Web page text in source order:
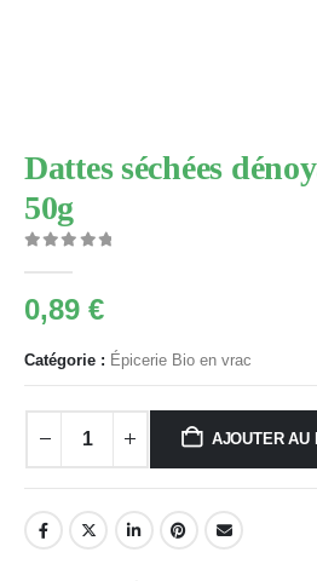
Dattes séchées
50g
0,89 €
Catégorie : Épicerie Bio en vrac
AJOUTER AU